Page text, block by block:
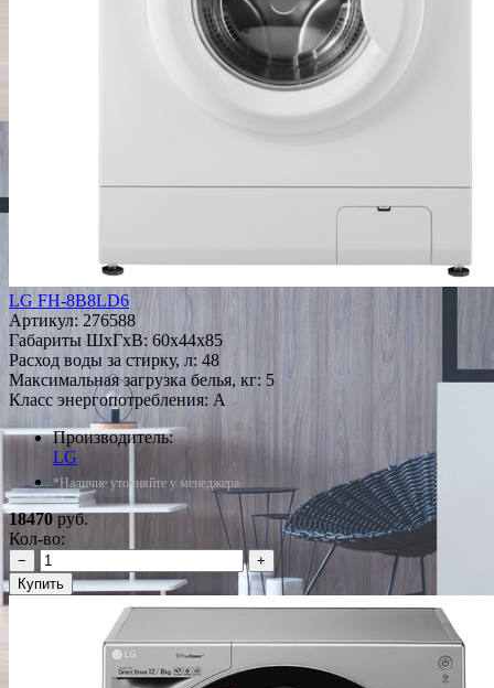
LG FH-8B8LD6
Артикул: 276588
Габариты ШxГxВ: 60x44x85
Расход воды за стирку, л: 48
Максимальная загрузка белья, кг: 5
Класс энергопотребления: A
Производитель:
LG
*Наличие уточняйте у менеджера
18470руб.
Кол-во:
−
+
Купить